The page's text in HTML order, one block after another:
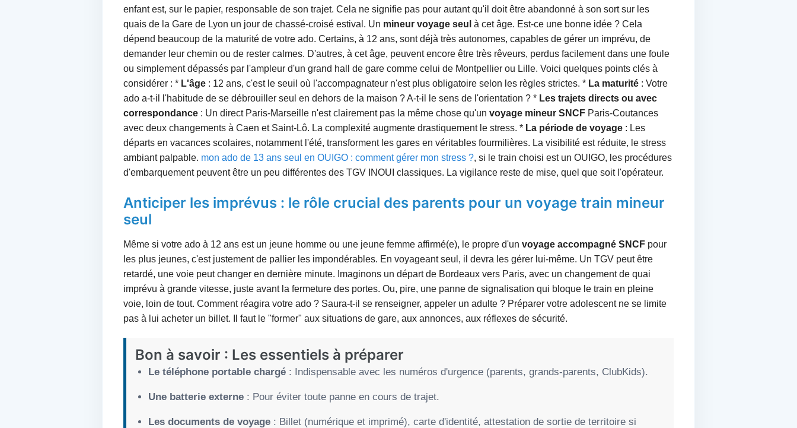
enfant est, sur le papier, responsable de son trajet. Cela ne signifie pas pour autant qu'il doit être abandonné à son sort sur les
quais de la Gare de Lyon un jour de chassé-croisé estival. Un mineur voyage seul à cet âge. Est-ce une bonne idée ? Cela
dépend beaucoup de la maturité de votre ado. Certains, à 12 ans, sont déjà très autonomes, capables de gérer un imprévu, de
demander leur chemin ou de rester calmes. D'autres, à cet âge, peuvent encore être très rêveurs, perdus facilement dans une foule
ou simplement dépassés par l'ampleur d'un grand hall de gare comme celui de Montpellier ou Lille. Voici quelques points clés à
considérer : * L'âge : 12 ans, c'est le seuil où l'accompagnateur n'est plus obligatoire selon les règles strictes. * La maturité : Votre
ado a-t-il l'habitude de se débrouiller seul en dehors de la maison ? A-t-il le sens de l'orientation ? * Les trajets directs ou avec
correspondance : Un direct Paris-Marseille n'est clairement pas la même chose qu'un voyage mineur SNCF Paris-Coutances
avec deux changements à Caen et Saint-Lô. La complexité augmente drastiquement le stress. * La période de voyage : Les
départs en vacances scolaires, notamment l'été, transforment les gares en véritables fourmilières. La visibilité est réduite, le stress
ambiant palpable. mon ado de 13 ans seul en OUIGO : comment gérer mon stress ?, si le train choisi est un OUIGO, les procédures
d'embarquement peuvent être un peu différentes des TGV INOUI classiques. La vigilance reste de mise, quel que soit l'opérateur.
Anticiper les imprévus : le rôle crucial des parents pour un voyage train mineur
seul
Même si votre ado à 12 ans est un jeune homme ou une jeune femme affirmé(e), le propre d'un voyage accompagné SNCF pour
les plus jeunes, c'est justement de pallier les impondérables. En voyageant seul, il devra les gérer lui-même. Un TGV peut être
retardé, une voie peut changer en dernière minute. Imaginons un départ de Bordeaux vers Paris, avec un changement de quai
imprévu à grande vitesse, juste avant la fermeture des portes. Ou, pire, une panne de signalisation qui bloque le train en pleine
voie, loin de tout. Comment réagira votre ado ? Saura-t-il se renseigner, appeler un adulte ? Préparer votre adolescent ne se limite
pas à lui acheter un billet. Il faut le "former" aux situations de gare, aux annonces, aux réflexes de sécurité.
Bon à savoir : Les essentiels à préparer
Le téléphone portable chargé : Indispensable avec les numéros d'urgence (parents, grands-parents, ClubKids).
Une batterie externe : Pour éviter toute panne en cours de trajet.
Les documents de voyage : Billet (numérique et imprimé), carte d'identité, attestation de sortie de territoire si